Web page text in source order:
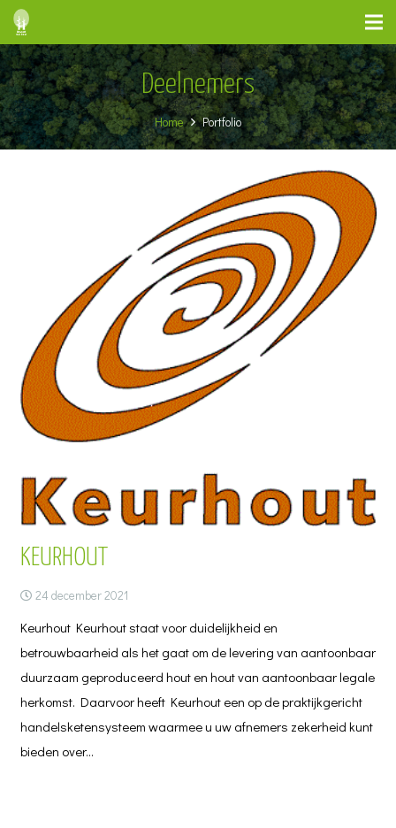
Deelnemers
Home Portfolio
KEURHOUT
24 december 2021
Keurhout Keurhout staat voor duidelijkheid en
betrouwbaarheid als het gaat om de levering van aantoonbaar
duurzaam geproduceerd hout en hout van aantoonbaar legale
herkomst. Daarvoor heeft Keurhout een op de praktijkgericht
handelsketensysteem waarmee u uw afnemers zekerheid kunt
bieden over…